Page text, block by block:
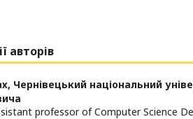
авторів
Чернівецький національний
professor of Computer Science